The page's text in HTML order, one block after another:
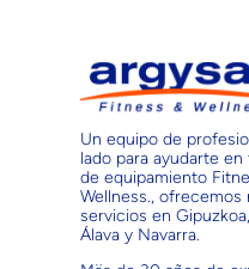
Un equipo de
lado para ayudarte
de equipamiento
Wellness., ofrecemos
servicios en
Álava y Navarra.